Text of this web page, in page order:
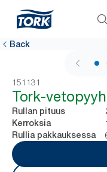
Back
151131
Tork-
Rullan pituus
Kerroksia
Rullia pakkauksessa